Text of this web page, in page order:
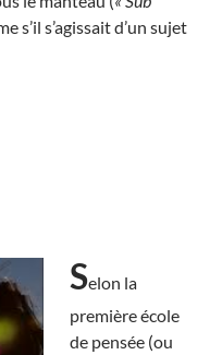
s’il s’agissait d’un sujet
Selon la
première école
de pensée (ou